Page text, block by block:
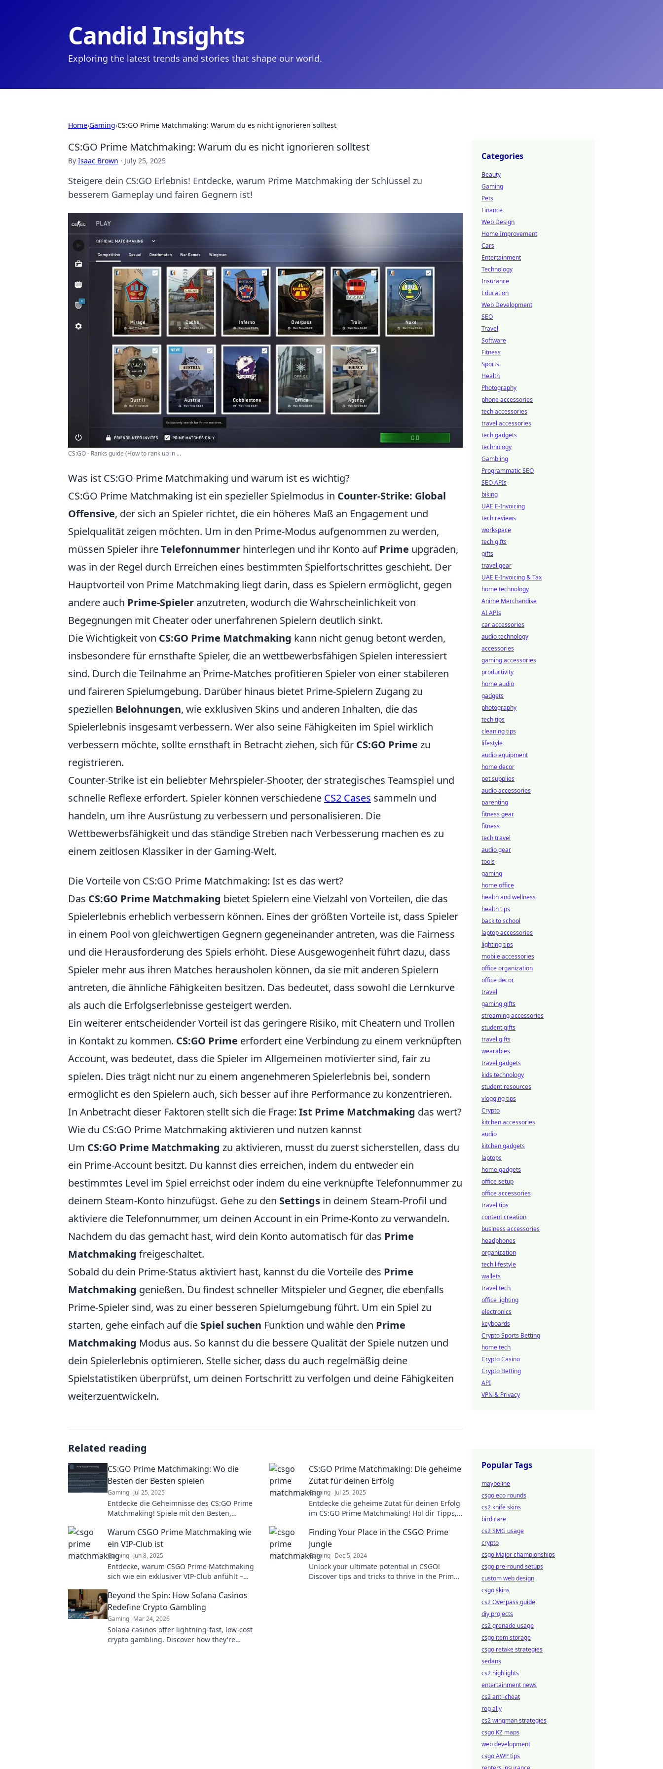
Candid Insights
Exploring the latest trends and stories that shape our world.
Home›Gaming›CS:GO Prime Matchmaking: Warum du es nicht ignorieren solltest
CS:GO Prime Matchmaking: Warum du es nicht ignorieren solltest
By Isaac Brown · July 25, 2025
Steigere dein CS:GO Erlebnis! Entdecke, warum Prime Matchmaking der Schlüssel zu
besserem Gameplay und fairen Gegnern ist!
CS:GO - Ranks guide (How to rank up in ...
Was ist CS:GO Prime Matchmaking und warum ist es wichtig?
CS:GO Prime Matchmaking ist ein spezieller Spielmodus in Counter-Strike: Global
Offensive, der sich an Spieler richtet, die ein höheres Maß an Engagement und
Spielqualität zeigen möchten. Um in den Prime-Modus aufgenommen zu werden,
müssen Spieler ihreTelefonnummer hinterlegen und ihr Konto aufPrime upgraden,
was in der Regel durch Erreichen eines bestimmten Spielfortschrittes geschieht. Der
Hauptvorteil von Prime Matchmaking liegt darin, dass es Spielern ermöglicht, gegen
andere auch Prime-Spieler anzutreten, wodurch die Wahrscheinlichkeit von
Begegnungen mit Cheater oder unerfahrenen Spielern deutlich sinkt.
Die Wichtigkeit von CS:GO Prime Matchmaking kann nicht genug betont werden,
insbesondere für ernsthafte Spieler, die an wettbewerbsfähigen Spielen interessiert
sind. Durch die Teilnahme an Prime-Matches profitieren Spieler von einer stabileren
und faireren Spielumgebung. Darüber hinaus bietet Prime-Spielern Zugang zu
speziellen Belohnungen, wie exklusiven Skins und anderen Inhalten, die das
Spielerlebnis insgesamt verbessern. Wer also seine Fähigkeiten im Spiel wirklich
verbessern möchte, sollte ernsthaft in Betracht ziehen, sich für CS:GO Prime zu
registrieren.
Counter-Strike ist ein beliebter Mehrspieler-Shooter, der strategisches Teamspiel und
schnelle Reflexe erfordert. Spieler können verschiedene CS2 Cases sammeln und
handeln, um ihre Ausrüstung zu verbessern und personalisieren. Die
Wettbewerbsfähigkeit und das ständige Streben nach Verbesserung machen es zu
einem zeitlosen Klassiker in der Gaming-Welt.
Die Vorteile von CS:GO Prime Matchmaking: Ist es das wert?
Das CS:GO Prime Matchmaking bietet Spielern eine Vielzahl von Vorteilen, die das
Spielerlebnis erheblich verbessern können. Eines der größten Vorteile ist, dass Spieler
in einem Pool von gleichwertigen Gegnern gegeneinander antreten, was die Fairness
und die Herausforderung des Spiels erhöht. Diese Ausgewogenheit führt dazu, dass
Spieler mehr aus ihren Matches herausholen können, da sie mit anderen Spielern
antreten, die ähnliche Fähigkeiten besitzen. Das bedeutet, dass sowohl die Lernkurve
als auch die Erfolgserlebnisse gesteigert werden.
Ein weiterer entscheidender Vorteil ist das geringere Risiko, mit Cheatern und Trollen
in Kontakt zu kommen. CS:GO Prime erfordert eine Verbindung zu einem verknüpften
Account, was bedeutet, dass die Spieler im Allgemeinen motivierter sind, fair zu
spielen. Dies trägt nicht nur zu einem angenehmeren Spielerlebnis bei, sondern
ermöglicht es den Spielern auch, sich besser auf ihre Performance zu konzentrieren.
In Anbetracht dieser Faktoren stellt sich die Frage: Ist Prime Matchmaking das wert?
Wie du CS:GO Prime Matchmaking aktivieren und nutzen kannst
Um CS:GO Prime Matchmaking zu aktivieren, musst du zuerst sicherstellen, dass du
ein Prime-Account besitzt. Du kannst dies erreichen, indem du entweder ein
bestimmtes Level im Spiel erreichst oder indem du eine verknüpfte Telefonnummer zu
deinem Steam-Konto hinzufügst. Gehe zu den Settings in deinem Steam-Profil und
aktiviere die Telefonnummer, um deinen Account in ein Prime-Konto zu verwandeln.
Nachdem du das gemacht hast, wird dein Konto automatisch für das Prime
Matchmaking freigeschaltet.
Sobald du dein Prime-Status aktiviert hast, kannst du die Vorteile des Prime
Matchmaking genießen. Du findest schneller Mitspieler und Gegner, die ebenfalls
Prime-Spieler sind, was zu einer besseren Spielumgebung führt. Um ein Spiel zu
starten, gehe einfach auf die Spiel suchen Funktion und wähle den Prime
Matchmaking Modus aus. So kannst du die bessere Qualität der Spiele nutzen und
dein Spielerlebnis optimieren. Stelle sicher, dass du auch regelmäßig deine
Spielstatistiken überprüfst, um deinen Fortschritt zu verfolgen und deine Fähigkeiten
weiterzuentwickeln.
Related reading
CS:GO Prime Matchmaking: Wo die
Besten der Besten spielen
Gaming Jul 25, 2025
Entdecke die Geheimnisse des CS:GO Prime
Matchmaking! Spiele mit den Besten,
Ranglisten!
CS:GO Prime Matchmaking: Die geheime
Zutat für deinen Erfolg
Gaming Jul 25, 2025
Entdecke die geheime Zutat für deinen Erfolg
im CS:GO Prime Matchmaking! Hol dir Tipps,
Warum CSGO Prime Matchmaking wie
ein VIP-Club ist
Gaming Jun 8, 2025
Entdecke, warum CSGO Prime Matchmaking
sich wie ein exklusiver VIP-Club anfühlt –
Einblicke warten auf dich!
Finding Your Place in the CSGO Prime
Jungle
Gaming Dec 5, 2024
Unlock your ultimate potential in CSGO!
Discover tips and tricks to thrive in the Prime
Beyond the Spin: How Solana Casinos
Redefine Crypto Gambling
Gaming Mar 24, 2026
Solana casinos offer lightning-fast, low-cost
crypto gambling. Discover how they're
Categories
Beauty
Gaming
Pets
Finance
Web Design
Home Improvement
Cars
Entertainment
Technology
Insurance
Education
Web Development
SEO
Travel
Software
Fitness
Sports
Health
Photography
phone accessories
tech accessories
travel accessories
tech gadgets
technology
Gambling
Programmatic SEO
SEO APIs
biking
UAE E-Invoicing
tech reviews
workspace
tech gifts
gifts
travel gear
UAE E-Invoicing & Tax
home technology
Anime Merchandise
AI APIs
car accessories
audio technology
accessories
gaming accessories
productivity
home audio
gadgets
photography
tech tips
cleaning tips
lifestyle
audio equipment
home decor
pet supplies
audio accessories
parenting
fitness gear
fitness
tech travel
audio gear
tools
gaming
home office
health and wellness
health tips
back to school
laptop accessories
lighting tips
mobile accessories
office organization
office decor
travel
gaming gifts
streaming accessories
student gifts
travel gifts
wearables
travel gadgets
kids technology
student resources
vlogging tips
Crypto
kitchen accessories
audio
kitchen gadgets
laptops
home gadgets
office setup
office accessories
travel tips
content creation
business accessories
headphones
organization
tech lifestyle
wallets
travel tech
office lighting
electronics
keyboards
Crypto Sports Betting
home tech
Crypto Casino
Crypto Betting
API
VPN & Privacy
Popular Tags
maybeline
csgo eco rounds
cs2 knife skins
bird care
cs2 SMG usage
crypto
csgo Major championships
csgo pre-round setups
custom web design
csgo skins
cs2 Overpass guide
diy projects
cs2 grenade usage
csgo item storage
csgo retake strategies
sedans
cs2 highlights
entertainment news
cs2 anti-cheat
rog ally
cs2 wingman strategies
csgo KZ maps
web development
csgo AWP tips